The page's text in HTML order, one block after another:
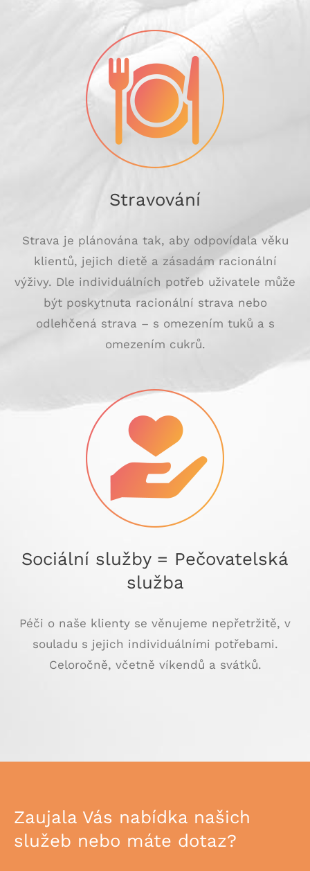
Stravování
Strava je plánována tak, aby odpovídala věku
klientů, jejich dietě a zásadám racionální
výživy. Dle individuálních potřeb uživatele může
být poskytnuta racionální strava nebo
odlehčená strava – s omezením tuků a s
omezením cukrů.
Sociální služby = Pečovatelská
služba
Péči o naše klienty se věnujeme nepřetržitě, v
souladu s jejich individuálními potřebami.
Celoročně, včetně víkendů a svátků.
Zaujala Vás nabídka našich
služeb nebo máte dotaz?